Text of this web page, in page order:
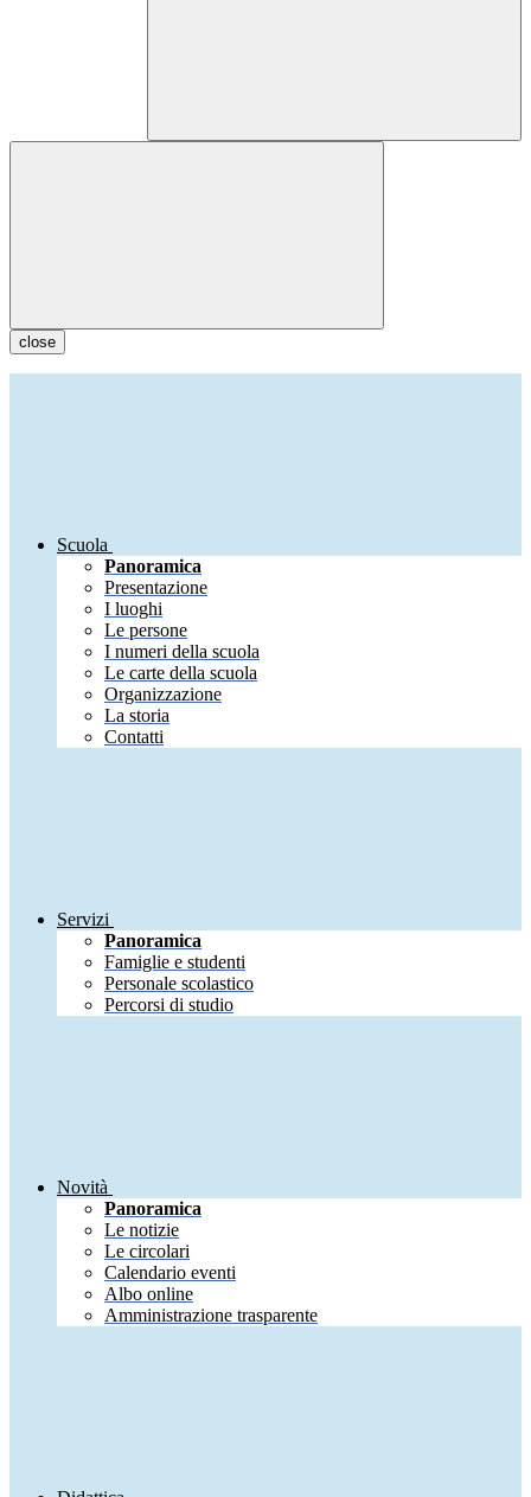
close
Scuola
Panoramica
Presentazione
I luoghi
Le persone
I numeri della scuola
Le carte della scuola
Organizzazione
La storia
Contatti
Servizi
Panoramica
Famiglie e studenti
Personale scolastico
Percorsi di studio
Novità
Panoramica
Le notizie
Le circolari
Calendario eventi
Albo online
Amministrazione trasparente